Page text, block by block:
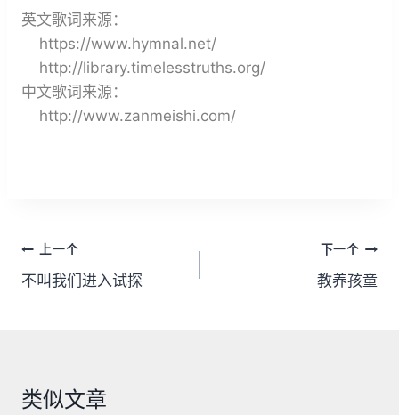
英文歌词来源：
https://www.hymnal.net/
http://library.timelesstruths.org/
中文歌词来源：
http://www.zanmeishi.com/
文
章
上一个
不叫我们进入试探
下一个
教养孩童
类似文章